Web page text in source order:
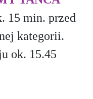
15 min. przed
kategorii.
ok. 15.45